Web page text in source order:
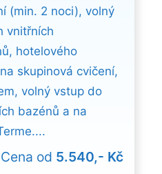
(min. 2 noci), volný
vnitřních
hotelového
skupinová cvičení,
volný vstup do
bazénů a na
Cena od 5.540,- Kč